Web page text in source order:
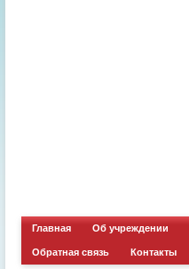
Главная Об учреждении
Обратная связь Контакты